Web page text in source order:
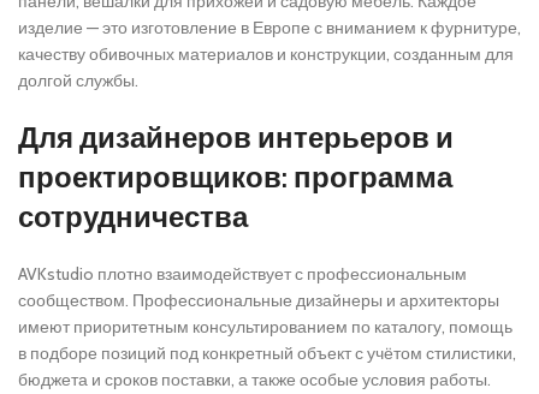
изделие — это изготовление в Европе с вниманием к фурнитуре,
качеству обивочных материалов и конструкции, созданным для
долгой службы.
Для дизайнеров интерьеров и
проектировщиков: программа
сотрудничества
AVKstudio плотно взаимодействует с профессиональным
сообществом. Профессиональные дизайнеры и архитекторы
имеют приоритетным консультированием по каталогу, помощь
в подборе позиций под конкретный объект с учётом стилистики,
бюджета и сроков поставки, а также особые условия работы.